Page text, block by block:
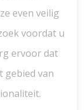
even veilig
voordat u
ervoor dat
gebied van